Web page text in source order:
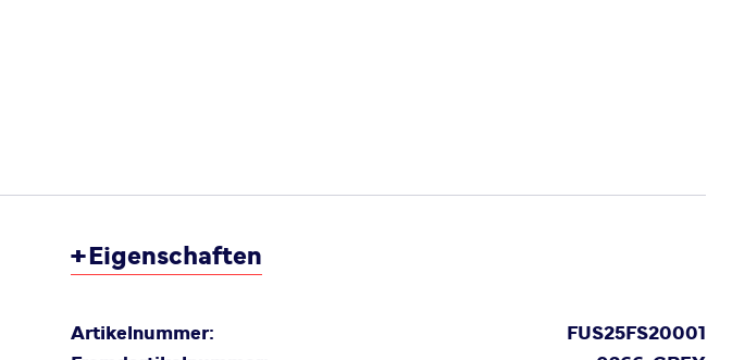
+ Eigenschaften
Artikelnummer:
FUS25FS20001